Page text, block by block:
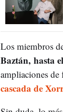
Los miembros
Baztán, hasta
ampliaciones de
cascada de